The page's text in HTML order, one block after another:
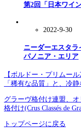
第2回「日本ワイ
2022-9-30
ニーダーエスタラ
パノニア・エリア
【ボルドー・プリムー
「稀有な品質」と、冷
グラーヴ格付け連盟、
格付け(Crus Classés de
トップページに戻る